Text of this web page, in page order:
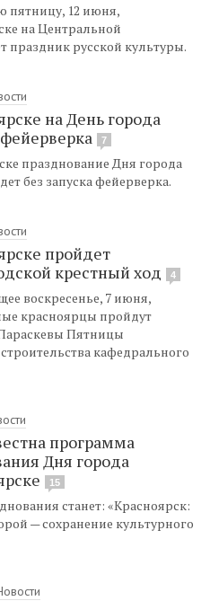
пятницу, 12 июня,
на Центральной
праздник русской культуры.
на День города
7
празднование Дня города
без запуска фейерверка.
пройдет
крестный ход
4
воскресенье, 7 июня,
красноярцы пройдут
Пятницы
кафедрального
программа
Дня города
15
станет: «Красноярск:
— сохранение культурного